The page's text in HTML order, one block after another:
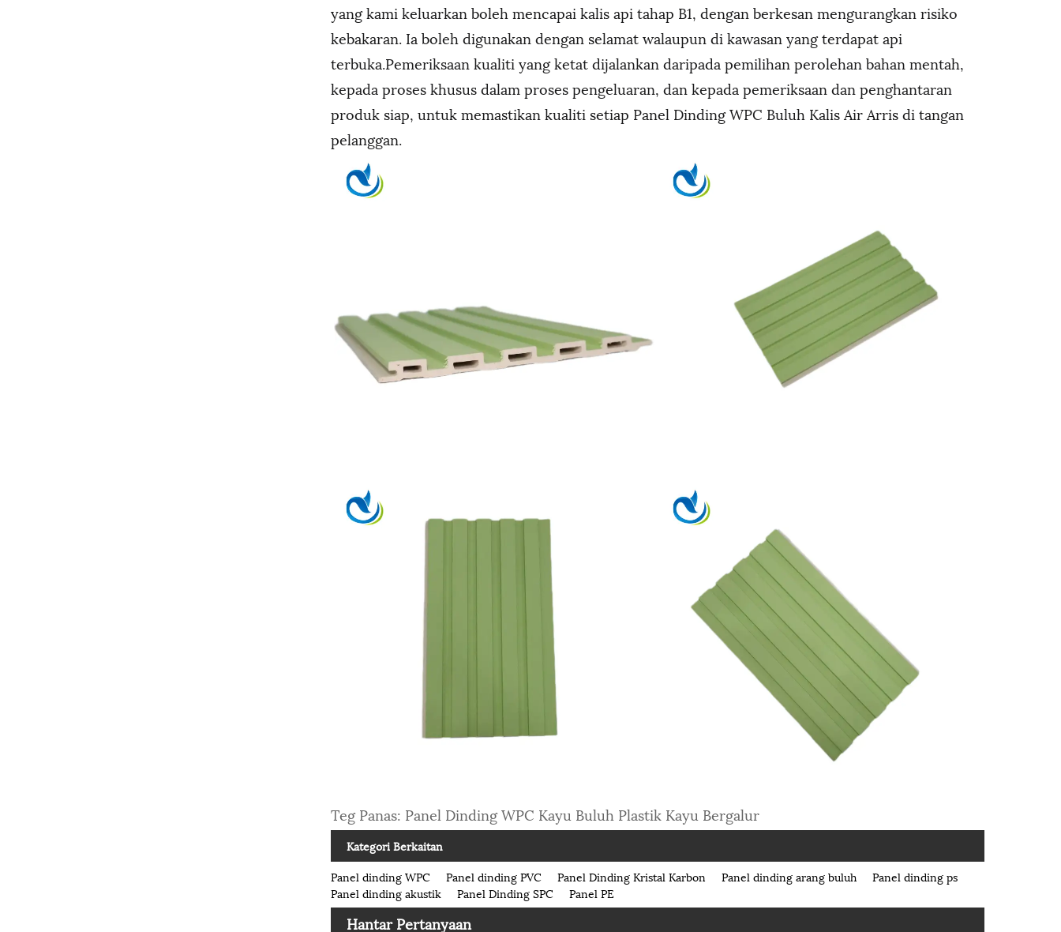
yang kami keluarkan boleh mencapai kalis api tahap B1, dengan berkesan mengurangkan risiko
kebakaran. Ia boleh digunakan dengan selamat walaupun di kawasan yang terdapat api
terbuka.Pemeriksaan kualiti yang ketat dijalankan daripada pemilihan perolehan bahan mentah,
kepada proses khusus dalam proses pengeluaran, dan kepada pemeriksaan dan penghantaran
produk siap, untuk memastikan kualiti setiap Panel Dinding WPC Buluh Kalis Air Arris di tangan
pelanggan.
Teg Panas: Panel Dinding WPC Kayu Buluh Plastik Kayu Bergalur
Kategori Berkaitan
Panel dinding WPC
Panel dinding PVC Panel Dinding Kristal Karbon Panel dinding arang buluh
Panel dinding ps
Panel dinding akustik
Panel Dinding SPC Panel PE
Hantar Pertanyaan